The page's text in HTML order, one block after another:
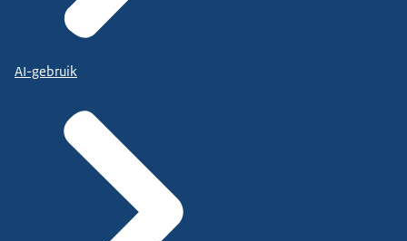
AI-gebruik